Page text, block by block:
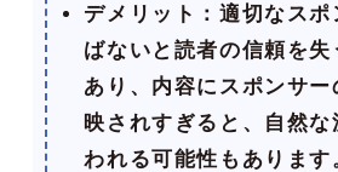
デメリット ：適切なス
ばないと読者の信頼を失
あり、内容にスポンサー
映されすぎると、自然な
われる可能性もあります